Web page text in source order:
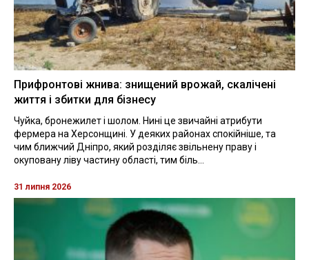
Прифронтові жнива: знищений врожай, скалічені
життя і збитки для бізнесу
Чуйка, бронежилет і шолом. Нині це звичайні атрибути
фермера на Херсонщині. У деяких районах спокійніше, та
чим ближчий Дніпро, який розділяє звільнену праву і
окуповану ліву частину області, тим біль...
31 липня 2026